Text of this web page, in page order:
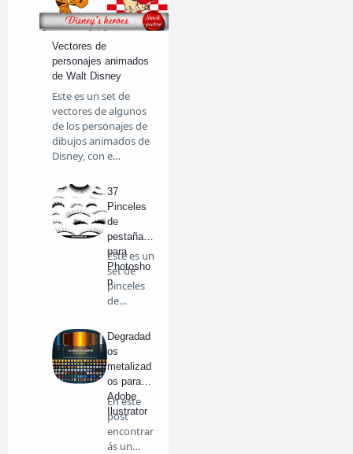
Vectores de
personajes animados
de Walt Disney
Este es un set de
vectores de algunos
de los personajes de
dibujos animados de
Disney, con e…
37
Pinceles
de
pestañas
para
Photosho
p
Este es un
set de
pinceles
de
par…
Degradad
os
metalizad
os para
Adobe
Ilustrator
En este
post
encontrar
ás un